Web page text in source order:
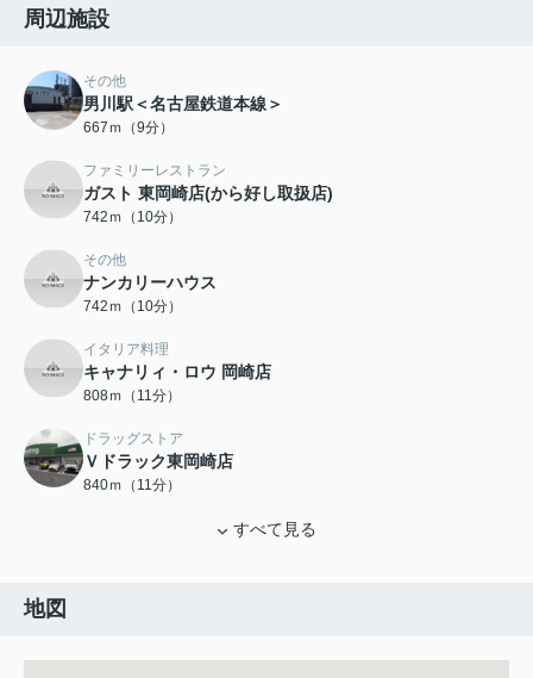
周辺施設
その他
男川駅＜名古屋鉄道本線＞
667ｍ（9分）
ファミリーレストラン
ガスト 東岡崎店(から好し取扱店)
742ｍ（10分）
その他
ナンカリーハウス
742ｍ（10分）
イタリア料理
キャナリィ・ロウ 岡崎店
808ｍ（11分）
ドラッグストア
Ｖドラック東岡崎店
840ｍ（11分）
すべて見る
地図